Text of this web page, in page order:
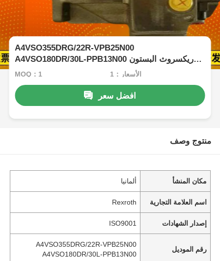
A4VSO355DRG/22R-VPB25N00
A4VSO180DR/30L-PPB13N00 ريكسروث البستون
المضخة
MOQ：1 الأسعار：1
افضل سعر
منتوج وصف
مكان المنشأ ألمانيا
اسم العلامة التجارية Rexroth
إصدار الشهادات ISO9001
رقم الموديل
A4VSO355DRG/22R-VPB25N00
A4VSO180DR/30L-PPB13N00